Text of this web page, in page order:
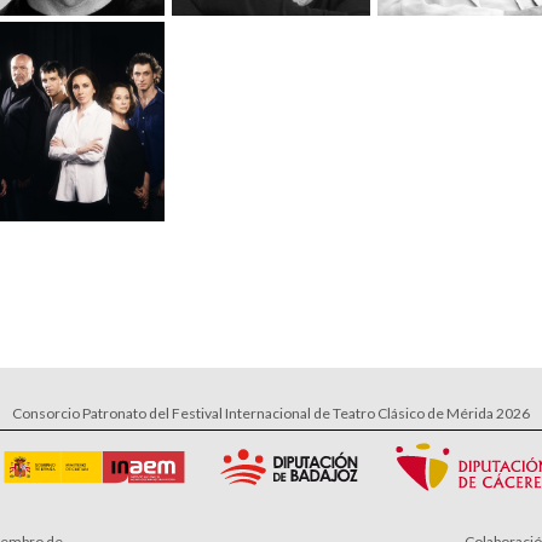
Consorcio Patronato del Festival Internacional de Teatro Clásico de Mérida 2026